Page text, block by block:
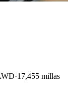
17,455 millas